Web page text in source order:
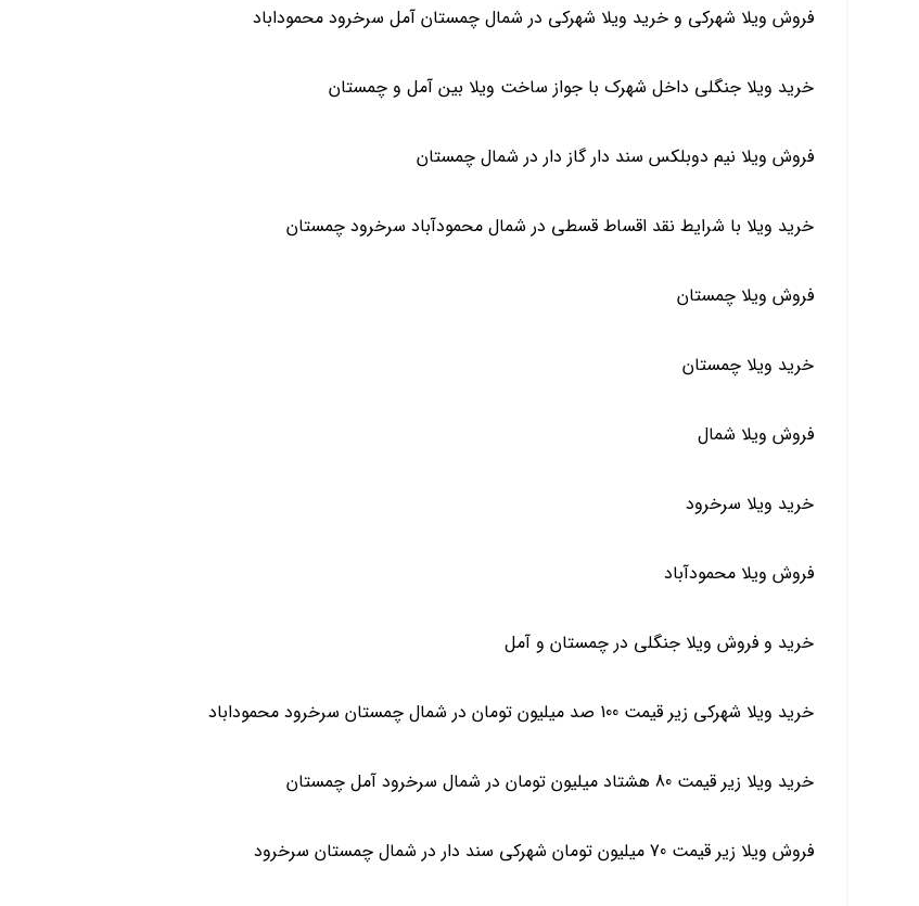
فروش ویلا شهرکی و خرید ویلا شهرکی در شمال چمستان آمل سرخرود محموداباد
خرید ویلا جنگلی داخل شهرک با جواز ساخت ویلا بین آمل و چمستان
فروش ویلا نیم دوبلکس سند دار گاز دار در شمال چمستان
خرید ویلا با شرایط نقد اقساط قسطی در شمال محمودآباد سرخرود چمستان
فروش ویلا چمستان
خرید ویلا چمستان
فروش ویلا شمال
خرید ویلا سرخرود
فروش ویلا محمودآباد
خرید و فروش ویلا جنگلی در چمستان و آمل
خرید ویلا شهرکی زیر قیمت 100 صد میلیون تومان در شمال چمستان سرخرود محموداباد
خرید ویلا زیر قیمت 80 هشتاد میلیون تومان در شمال سرخرود آمل چمستان
فروش ویلا زیر قیمت 70 میلیون تومان شهرکی سند دار در شمال چمستان سرخرود